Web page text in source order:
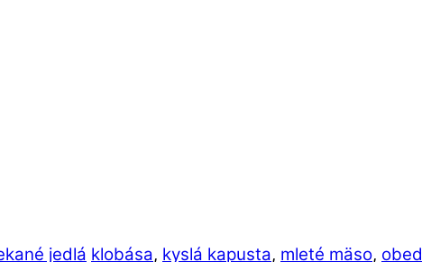
jedlá klobása, kyslá kapusta, mleté mäso, obed